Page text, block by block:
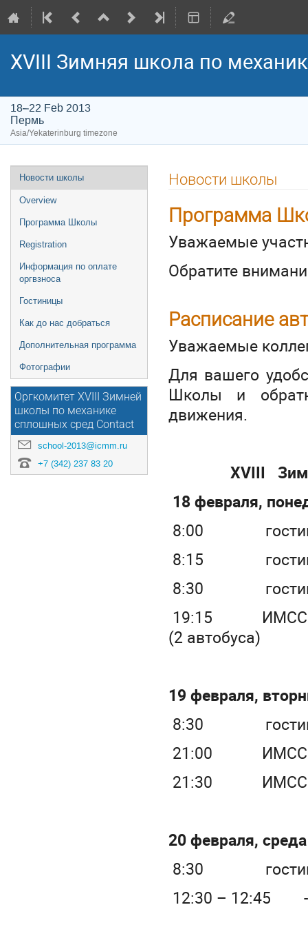
XVIII Зимняя школа по
18–22 Feb 2013
Пермь
Asia/Yekaterinburg timezone
Event
menu
Новости школы
Overview
Программа Школы
Registration
Информация по оплате
оргвзноса
Гостиницы
Как до нас добраться
Дополнительная программа
Фотографии
Оргкомитет XVIII Зимней
школы по механике
сплошных сред Contact
school-2013@icmm.ru
+7 (342) 237 83 20
Новости школы
Программа
Уважаемые
Обратите
Расписание
Уважаемые
Для вашего
Школы и
движения.
XVIII
18 февраля,
8:00
8:15
8:30
19:15 ИМСС УрО
(2 автобуса)
19 февраля,
8:30
21:00 ИМСС УрО
21:30 ИМСС УрО
20 февраля, среда
8:30
12:30 – 12:45 ‑